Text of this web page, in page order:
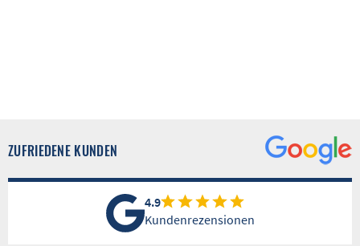
ZUFRIEDENE KUNDEN
4.9
Kundenrezensionen